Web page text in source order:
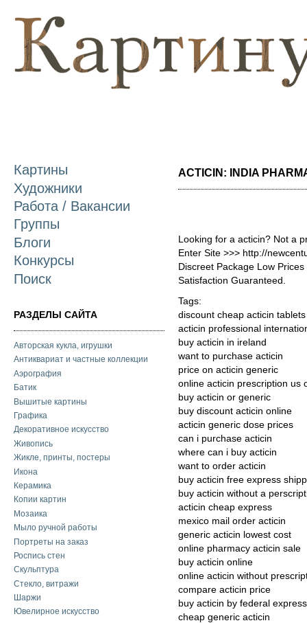
Картины
Художники
Работа / Вакансии
Группы
Блоги
Конкурсы
Поиск
РАЗДЕЛЫ САЙТА
Авторская кукла, игрушки
Антиквариат и частные коллекции
Аэрография
Батик
Вышитые картины
Графика
Декоративное искусство
Живопись
Жикле, принты, постеры
Икона
Керамика
Копии картин
Мозаика
Мыло ручной работы
Портреты на заказ
Роспись стен
Скульптура
Стекло, витражи
Шаржи
Ювелирное искусство
ACTICIN: INDIA
Looking for a acticin? Not a
Enter Site >>> http://
Discreet Package Low
Satisfaction Guaranteed.
Tags:
discount cheap acticin tablets
acticin professional
buy acticin in ireland
want to purchase acticin
price on acticin generic
online acticin prescription us
buy acticin or generic
buy discount acticin online
acticin generic dose prices
can i purchase acticin
where can i buy acticin
want to order acticin
buy acticin free express
buy acticin without a
acticin cheap express
mexico mail order acticin
generic acticin lowest cost
online pharmacy acticin sale
buy acticin online
online acticin without
compare acticin price
buy acticin by federal express
cheap generic acticin